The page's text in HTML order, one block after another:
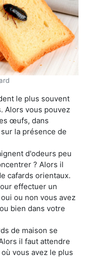
le plus souvent
Alors vous pouvez
œufs, dans
la présence de
d'odeurs peu
? Alors il
cafards orientaux.
effectuer un
ou non vous avez
bien dans votre
de maison se
il faut attendre
vous avez le plus